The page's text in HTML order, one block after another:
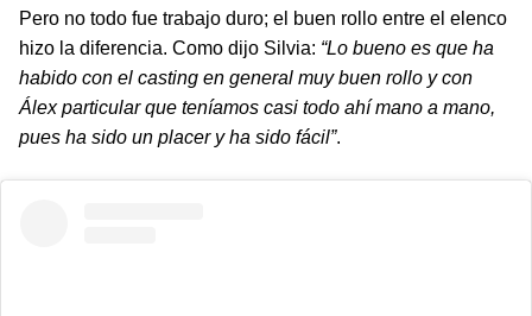
Pero no todo fue trabajo duro; el buen rollo entre el elenco
hizo la diferencia. Como dijo Silvia: “Lo bueno es que ha
habido con el casting en general muy buen rollo y con
Álex particular que teníamos casi todo ahí mano a mano,
pues ha sido un placer y ha sido fácil”.